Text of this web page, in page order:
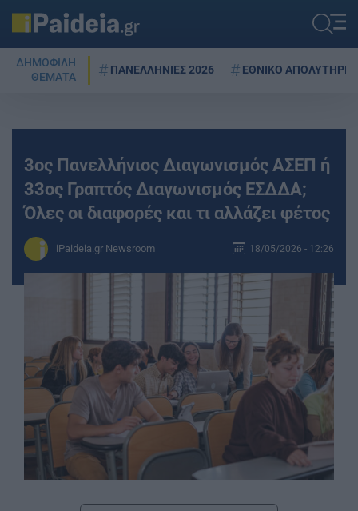
ΔΗΜΟΦΙΛΗ
ΘΕΜΑΤΑ
ΠΑΝΕΛΛΗΝΙΕΣ 2026 ΕΘΝΙΚΟ ΑΠΟΛΥΤΗΡΙΟ
3ος Πανελλήνιος Διαγωνισμός ΑΣΕΠ ή
33ος Γραπτός Διαγωνισμός ΕΣΔΔΑ;
Όλες οι διαφορές και τι αλλάζει φέτος
iPaideia.gr Newsroom 18/05/2026 - 12:26